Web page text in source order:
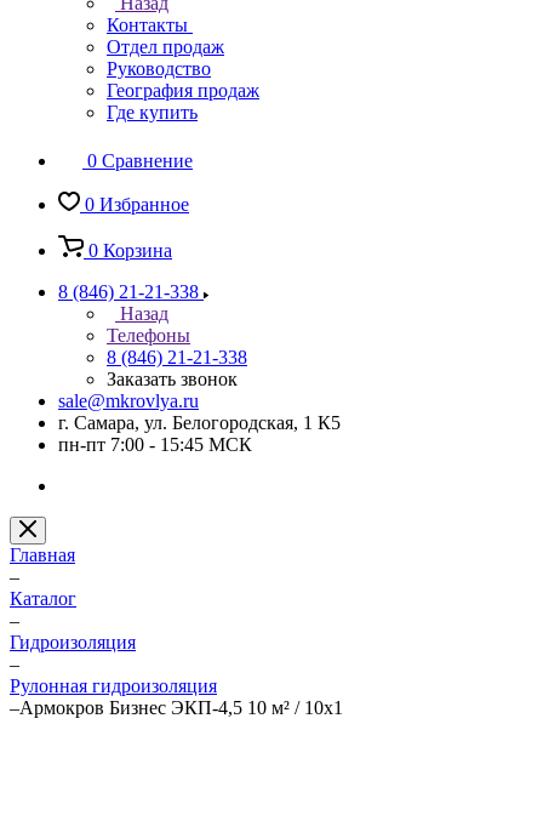
Контакты
Отдел продаж
Руководство
География продаж
Где купить
0 Сравнение
0 Избранное
0 Корзина
8 (846) 21-21-338
Назад
Телефоны
8 (846) 21-21-338
Заказать звонок
sale@mkrovlya.ru
г. Самара, ул. Белогородская, 1 К5
пн-пт 7:00 - 15:45 МСК
Главная
–
Каталог
–
Гидроизоляция
–
Рулонная гидроизоляция
–Армокров Бизнес ЭКП-4,5 10 м² / 10х1